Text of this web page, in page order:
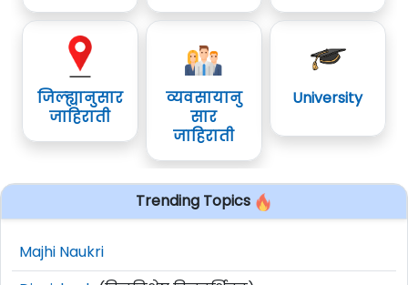
जिल्ह्यानुसार
जाहिराती
व्यवसायानु
सार
जाहिराती
University
Trending Topics
Majhi Naukri